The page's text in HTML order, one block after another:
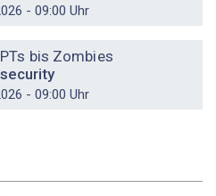
- 09:00 Uhr
bis Zombies
- 09:00 Uhr